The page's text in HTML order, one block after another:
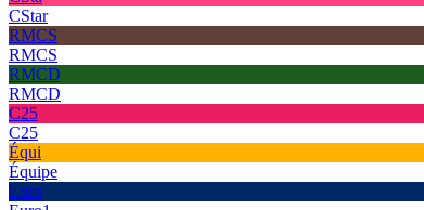
CStar
RMCS
RMCS
RMCD
RMCD
C25
C25
Équi
Équipe
Euro